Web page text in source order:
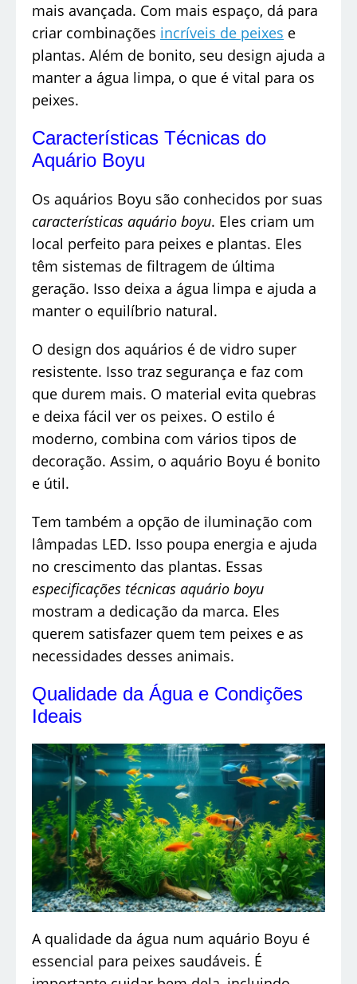
mais avançada. Com mais espaço, dá para
criar combinações incríveis de peixes e
plantas. Além de bonito, seu design ajuda a
manter a água limpa, o que é vital para os
peixes.
Características Técnicas do
Aquário Boyu
Os aquários Boyu são conhecidos por suas
características aquário boyu. Eles criam um
local perfeito para peixes e plantas. Eles
têm sistemas de filtragem de última
geração. Isso deixa a água limpa e ajuda a
manter o equilíbrio natural.
O design dos aquários é de vidro super
resistente. Isso traz segurança e faz com
que durem mais. O material evita quebras
e deixa fácil ver os peixes. O estilo é
moderno, combina com vários tipos de
decoração. Assim, o aquário Boyu é bonito
e útil.
Tem também a opção de iluminação com
lâmpadas LED. Isso poupa energia e ajuda
no crescimento das plantas. Essas
especificações técnicas aquário boyu
mostram a dedicação da marca. Eles
querem satisfazer quem tem peixes e as
necessidades desses animais.
Qualidade da Água e Condições
Ideais
A qualidade da água num aquário Boyu é
essencial para peixes saudáveis. É